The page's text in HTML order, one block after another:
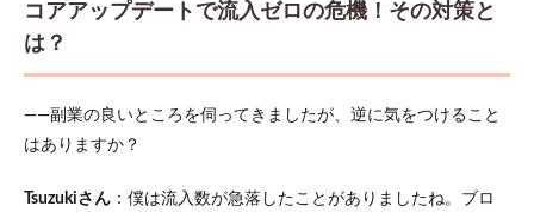
コアアップデートで流入ゼロの危機！その対策と
は？
――副業の良いところを伺ってきましたが、逆に気をつけること
はありますか？
Tsuzukiさん ：僕は流入数が急落したことがありましたね。ブロ